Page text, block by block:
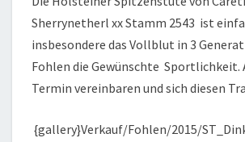
Sherrynetherl xx Stamm 2543 ist
insbesondere das Vollblut in 3
Fohlen die Gewünschte Sportlichkeit.
Termin vereinbaren und sich diesen
{gallery}Verkauf/Fohlen/2015/